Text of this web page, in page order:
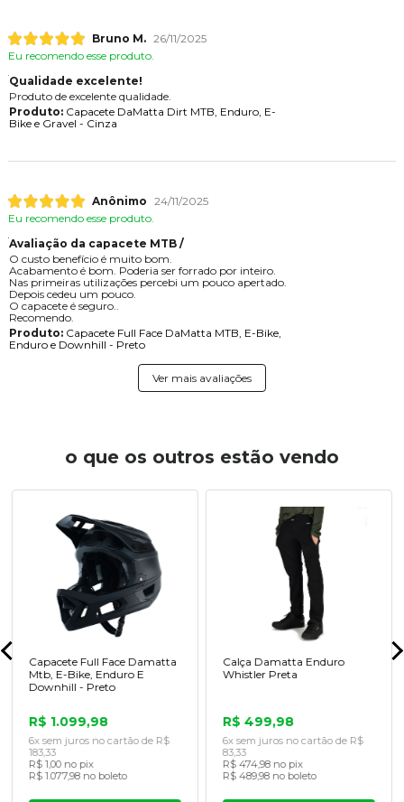
Bruno M. 26/11/2025
Eu recomendo esse produto.
Qualidade excelente!
Produto de excelente qualidade.
Produto:Capacete DaMatta Dirt MTB, Enduro, E-
Bike e Gravel - Cinza
Anônimo 24/11/2025
Eu recomendo esse produto.
Avaliação da capacete MTB /
O custo benefício é muito bom.
Acabamento é bom. Poderia ser forrado por inteiro.
Nas primeiras utilizações percebi um pouco apertado.
Depois cedeu um pouco.
O capacete é seguro..
Recomendo.
Produto:Capacete Full Face DaMatta MTB, E-Bike,
Enduro e Downhill - Preto
Ver mais avaliações
o que os outros estão vendo
Capacete Full Face Damatta
Mtb, E-Bike, Enduro E
Downhill - Preto
R$ 1.099,98
6x sem juros no cartão de R$
183,33
R$ 1,00 no pix
R$ 1.077,98 no boleto
Calça Damatta Enduro
Whistler Preta
R$ 499,98
6x sem juros no cartão de R$
83,33
R$ 474,98 no pix
R$ 489,98 no boleto